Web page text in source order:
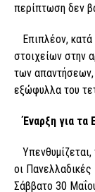
περίπτωση δεν
Επιπλέον,
στοιχείων στην
των απαντήσεων,
εξώφυλλα του
Έναρξη για τα
οι
Σάββατο 30